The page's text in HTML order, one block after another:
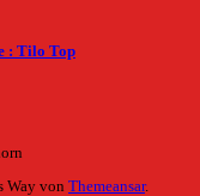
: Tilo Top
Way von Themeansar.